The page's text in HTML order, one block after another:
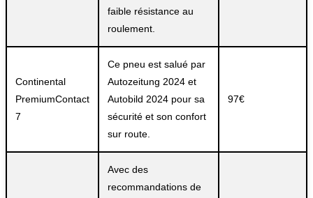
faible résistance au
roulement.
Continental
PremiumContact
7
Ce pneu est salué par
Autozeitung 2024 et
Autobild 2024 pour sa
sécurité et son confort
sur route.
97€
Avec des
recommandations de